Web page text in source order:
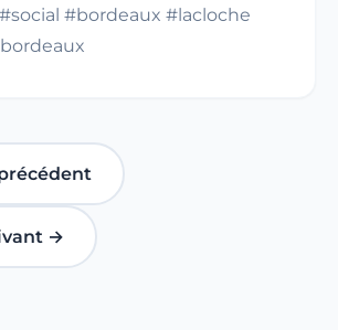
#bordeaux #lacloche
→